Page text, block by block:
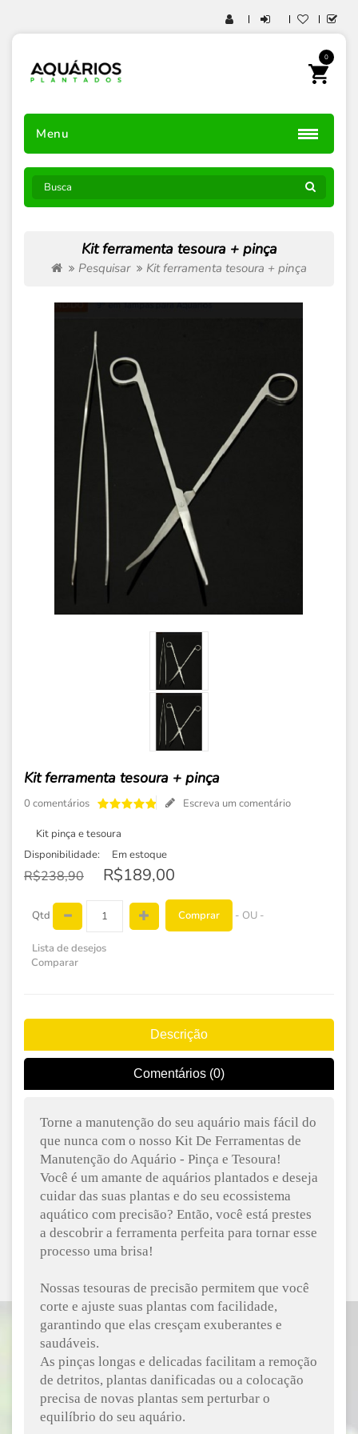
0
Menu
Kit ferramenta tesoura + pinça
Pesquisar Kit ferramenta tesoura + pinça
Kit ferramenta tesoura + pinça
0 comentários Escreva um comentário
Kit pinça e tesoura
Disponibilidade:
Em estoque
R$238,90 R$189,00
Qtd Comprar - OU -
Lista de desejos
Comparar
Descrição
Comentários (0)
Torne a manutenção do seu aquário mais fácil do
que nunca com o nosso Kit De Ferramentas de
Manutenção do Aquário - Pinça e Tesoura!
Você é um amante de aquários plantados e deseja
cuidar das suas plantas e do seu ecossistema
aquático com precisão? Então, você está prestes
a descobrir a ferramenta perfeita para tornar esse
processo uma brisa!
Nossas tesouras de precisão permitem que você
corte e ajuste suas plantas com facilidade,
garantindo que elas cresçam exuberantes e
saudáveis.
As pinças longas e delicadas facilitam a remoção
de detritos, plantas danificadas ou a colocação
precisa de novas plantas sem perturbar o
equilíbrio do seu aquário.